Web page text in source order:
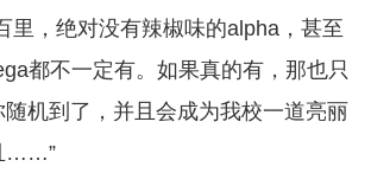
里，绝对没有辣椒味的alpha，甚至
都不一定有。如果真的有，那也只
机到了，并且会成为我校一道亮丽
……”